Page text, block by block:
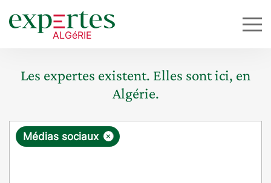
Les expertes existent. Elles sont ici, en
Algérie.
R
×
Médias sociaux